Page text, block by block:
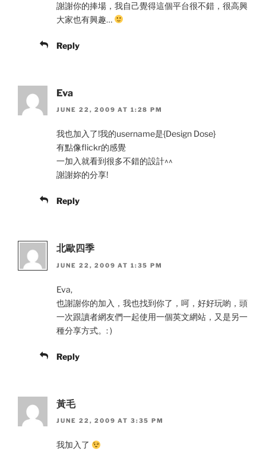
謝謝你的捧場，我自己覺得這個平台很不錯，很高興
大家也有興趣…
Reply
Eva
JUNE 22, 2009 AT 1:28 PM
我也加入了!我的username是{Design Dose}
有點像flickr的感覺
一加入就看到很多不錯的設計^^
謝謝妳的分享!
Reply
北歐四季
JUNE 22, 2009 AT 1:35 PM
Eva,
也謝謝你的加入，我也找到你了，呵，好好玩喲，頭
一次跟讀者網友們一起使用一個英文網站，又是另一
種分享方式。: )
Reply
黃毛
JUNE 22, 2009 AT 3:35 PM
我加入了